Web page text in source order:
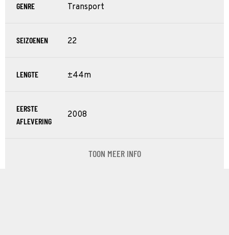
GENRE Transport
SEIZOENEN 22
LENGTE ±44m
EERSTE
AFLEVERING
2008
TOON MEER INFO